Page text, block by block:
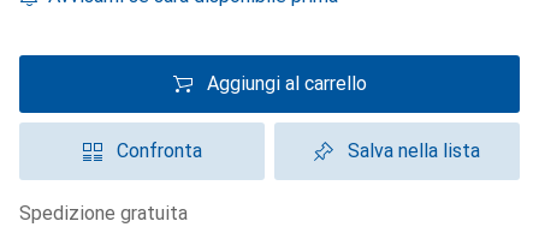
Aggiungi al carrello
Confronta Salva nella lista
spedizione gratuita